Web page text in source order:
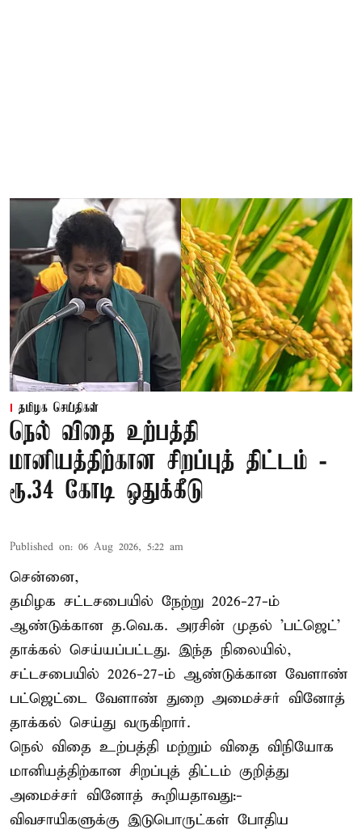
தமிழக செய்திகள்
நெல் விதை உற்பத்தி
மானியத்திற்கான சிறப்புத் திட்டம் -
ரூ.34 கோடி ஒதுக்கீடு
Published on: 06 Aug 2026, 5:22 am
சென்னை,
தமிழக சட்டசபையில் நேற்று 2026-27-ம்
ஆண்டுக்கான த.வெ.க. அரசின் முதல் 'பட்ஜெட்'
தாக்கல் செய்யப்பட்டது. இந்த நிலையில்,
சட்டசபையில் 2026-27-ம் ஆண்டுக்கான வேளாண்
பட்ஜெட்டை வேளாண் துறை அமைச்சர் வினோத்
தாக்கல் செய்து வருகிறார்.
நெல் விதை உற்பத்தி மற்றும் விதை விநியோக
மானியத்திற்கான சிறப்புத் திட்டம் குறித்து
அமைச்சர் வினோத் கூறியதாவது:-
விவசாயிகளுக்கு இடுபொருட்கள் போதிய